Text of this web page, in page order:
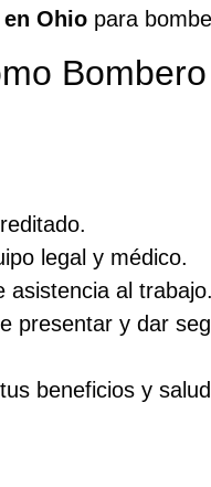
Ohio para
legal y médico.
asistencia al trabajo.
presentar y dar
beneficios y